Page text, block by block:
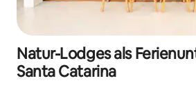
Natur-Lodges als
Santa Catarina